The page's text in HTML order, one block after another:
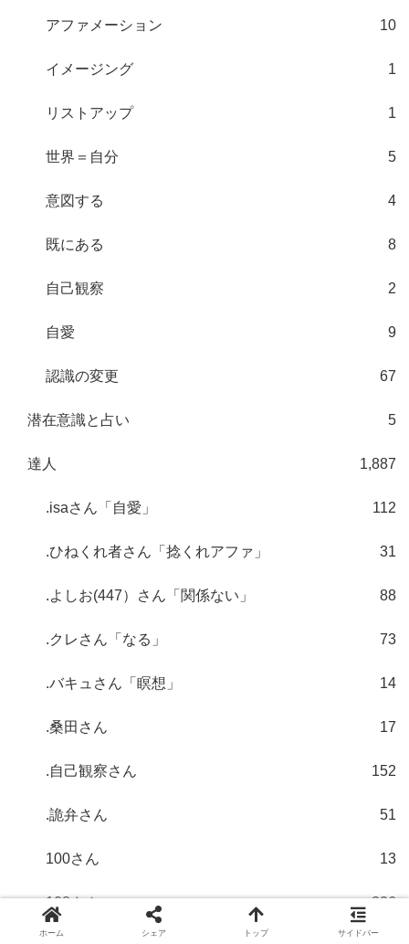
アファメーション 10
イメージング 1
リストアップ 1
世界＝自分 5
意図する 4
既にある 8
自己観察 2
自愛 9
認識の変更 67
潜在意識と占い 5
達人 1,887
.isaさん「自愛」 112
.ひねくれ者さん「捻くれアファ」 31
.よしお(447）さん「関係ない」 88
.クレさん「なる」 73
.バキュさん「瞑想」 14
.桑田さん 17
.自己観察さん 152
.詭弁さん 51
100さん 13
108さん 336
ホーム シェア トップ サイドバー